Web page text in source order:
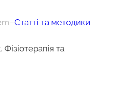
–Статті та методики
та